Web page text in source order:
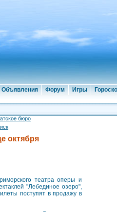
Объявления Форум Игры
бюро
октября
театра оперы и
"Лебединое озеро",
поступят в продажу в